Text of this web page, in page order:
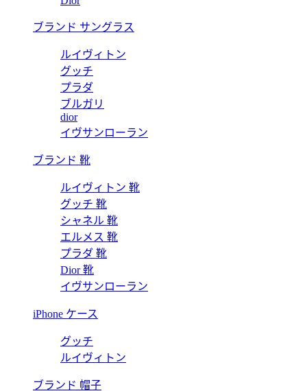
ブランド サングラス
ルイヴィトン
グッチ
プラダ
ブルガリ
dior
イヴサンローラン
ブランド 靴
ルイヴィトン 靴
グッチ 靴
シャネル 靴
エルメス 靴
プラダ 靴
Dior 靴
イヴサンローラン
iPhone ケース
グッチ
ルイヴィトン
ブランド 帽子